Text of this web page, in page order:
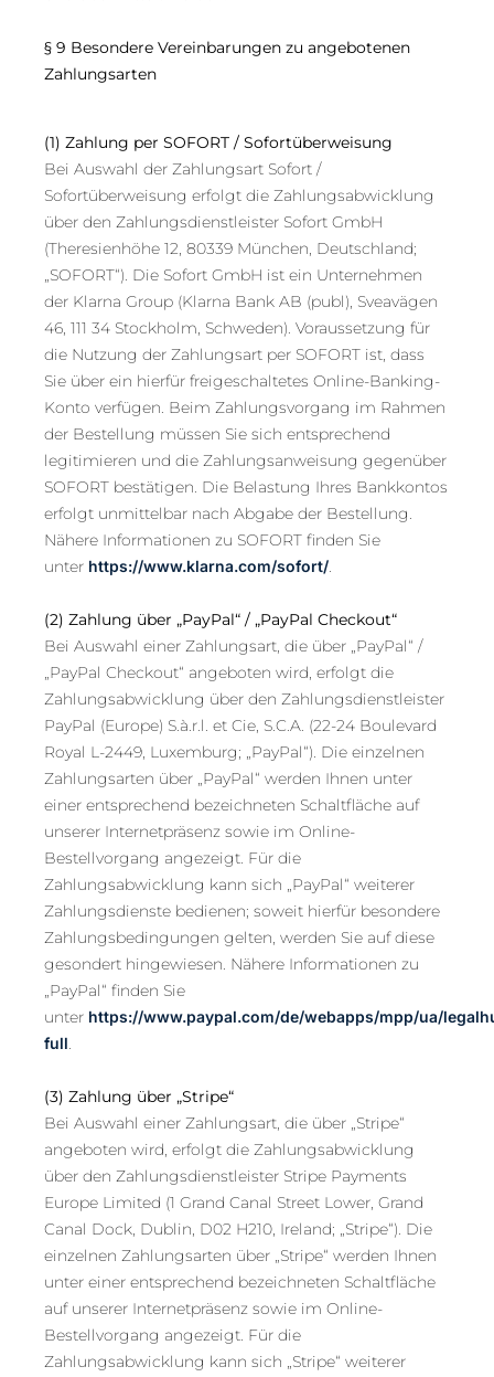
§ 9 Besondere Vereinbarungen zu angebotenen
Zahlungsarten
(1) Zahlung per SOFORT / Sofortüberweisung
Bei Auswahl der Zahlungsart Sofort /
Sofortüberweisung erfolgt die Zahlungsabwicklung
über den Zahlungsdienstleister Sofort GmbH
(Theresienhöhe 12, 80339 München, Deutschland;
„SOFORT“). Die Sofort GmbH ist ein Unternehmen
der Klarna Group (Klarna Bank AB (publ), Sveavägen
46, 111 34 Stockholm, Schweden). Voraussetzung für
die Nutzung der Zahlungsart per SOFORT ist, dass
Sie über ein hierfür freigeschaltetes Online-Banking-
Konto verfügen. Beim Zahlungsvorgang im Rahmen
der Bestellung müssen Sie sich entsprechend
legitimieren und die Zahlungsanweisung gegenüber
SOFORT bestätigen. Die Belastung Ihres Bankkontos
erfolgt unmittelbar nach Abgabe der Bestellung.
Nähere Informationen zu SOFORT finden Sie
unter https://www.klarna.com/sofort/.
(2) Zahlung über „PayPal“ / „PayPal Checkout“
Bei Auswahl einer Zahlungsart, die über „PayPal“ /
„PayPal Checkout“ angeboten wird, erfolgt die
Zahlungsabwicklung über den Zahlungsdienstleister
PayPal (Europe) S.à.r.l. et Cie, S.C.A. (22-24 Boulevard
Royal L-2449, Luxemburg; „PayPal“). Die einzelnen
Zahlungsarten über „PayPal“ werden Ihnen unter
einer entsprechend bezeichneten Schaltfläche auf
unserer Internetpräsenz sowie im Online-
Bestellvorgang angezeigt. Für die
Zahlungsabwicklung kann sich „PayPal“ weiterer
Zahlungsdienste bedienen; soweit hierfür besondere
Zahlungsbedingungen gelten, werden Sie auf diese
gesondert hingewiesen. Nähere Informationen zu
„PayPal“ finden Sie
unter https://www.paypal.com/de/webapps/mpp/ua/
full.
(3) Zahlung über „Stripe“
Bei Auswahl einer Zahlungsart, die über „Stripe“
angeboten wird, erfolgt die Zahlungsabwicklung
über den Zahlungsdienstleister Stripe Payments
Europe Limited (1 Grand Canal Street Lower, Grand
Canal Dock, Dublin, D02 H210, Ireland; „Stripe“). Die
einzelnen Zahlungsarten über „Stripe“ werden Ihnen
unter einer entsprechend bezeichneten Schaltfläche
auf unserer Internetpräsenz sowie im Online-
Bestellvorgang angezeigt. Für die
Zahlungsabwicklung kann sich „Stripe“ weiterer